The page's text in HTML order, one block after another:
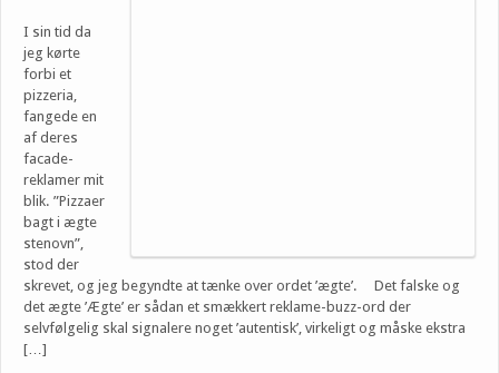
I sin tid da
jeg kørte
forbi et
pizzeria,
fangede en
af deres
facade-
reklamer mit
blik. ”Pizzaer
bagt i ægte
stenovn”,
stod der
skrevet, og jeg begyndte at tænke over ordet ’ægte’. Det falske og
det ægte ’Ægte’ er sådan et smækkert reklame-buzz-ord der
selvfølgelig skal signalere noget ’autentisk’, virkeligt og måske ekstra
[…]